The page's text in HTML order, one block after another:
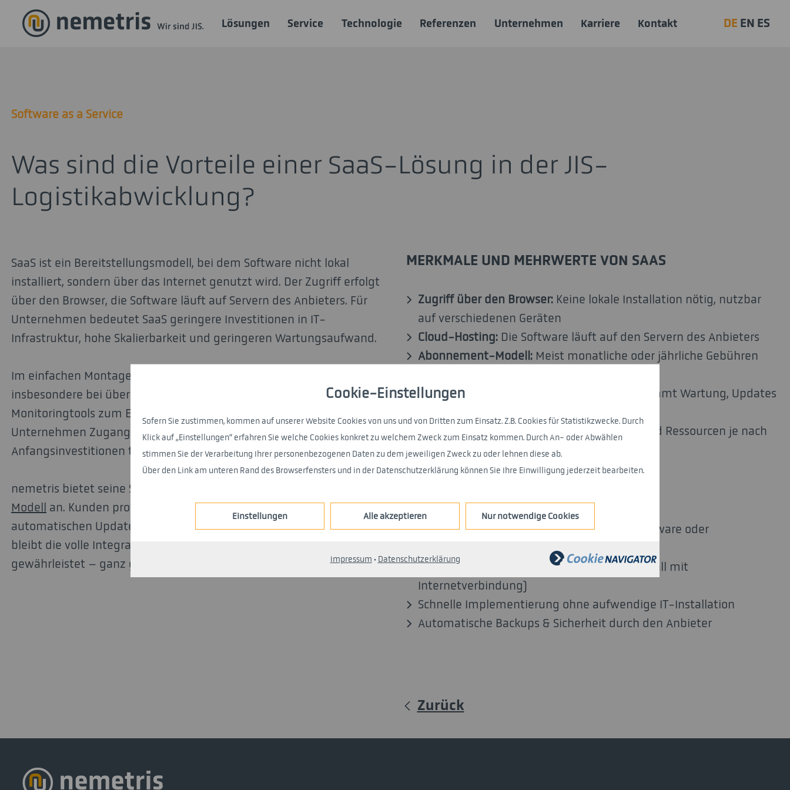
Cookie-Einstellungen
Sofern Sie zustimmen, kommen auf unserer Website Cookies von uns und von Dritten zum Einsatz. Z.B. Cookies für Statistikzwecke. Durch
Klick auf „Einstellungen“ erfahren Sie welche Cookies konkret zu welchem Zweck zum Einsatz kommen. Durch An- oder Abwählen
stimmen Sie der Verarbeitung Ihrer personenbezogenen Daten zu dem jeweiligen Zweck zu oder lehnen diese ab.
Über den Link am unteren Rand des Browserfensters und in der Datenschutzerklärung können Sie Ihre Einwilligung jederzeit bearbeiten.
Einstellungen Alle akzeptieren Nur notwendige Cookies
Impressum · Datenschutzerklärung
Lösungen Service Technologie Referenzen Unternehmen Karriere Kontakt ES
EN
DE
Software as a Service
Was sind die Vorteile einer SaaS-Lösung in der JIS-
Logistikabwicklung?
SaaS ist ein Bereitstellungsmodell, bei dem Software nicht lokal
installiert, sondern über das Internet genutzt wird. Der Zugriff erfolgt
über den Browser, die Software läuft auf Servern des Anbieters. Für
Unternehmen bedeutet SaaS geringere Investitionen in IT-
Infrastruktur, hohe Skalierbarkeit und geringeren Wartungsaufwand.
Im einfachen Montage- und Logistikumfeld kommt SaaS
insbesondere bei übergreifenden Planungs-, Analyse- oder
Monitoringtools zum Einsatz. Es ermöglicht auch kleineren
Unternehmen Zugang zu leistungsfähiger Software, ohne hohe
Anfangsinvestitionen tätigen zu müssen.
nemetris bietet seine Software-Lösung auch in einem
Modell an. Kunden profitieren dabei von einem schnellen Einstieg,
automatischen Updates und einer hohen Verfügbarkeit. Gleichzeitig
bleibt die volle Integration in bestehende IT-Landschaften
gewährleistet – ganz gleich ob Cloud, Hybrid oder On-Premise.
MERKMALE UND MEHRWERTE VON SAAS
Zugriff über den Browser: Keine lokale Installation nötig, nutzbar
auf verschiedenen Geräten
Cloud-Hosting: Die Software läuft auf den Servern des Anbieters
Abonnement-Modell: Meist monatliche oder jährliche Gebühren
Automatische Updates:
Der Anbieter übernimmt Wartung, Updates
Skalierbarkeit: Nutzer können Funktionen und Ressourcen je nach
Bedarf erweitern oder reduzieren
Geringe Investitionskosten (keine teure Hardware oder
Ortsunabhängige Nutzung (Zugriff von überall mit
Internetverbindung)
Schnelle Implementierung ohne aufwendige IT-Installation
Automatische Backups & Sicherheit durch den Anbieter
Zurück